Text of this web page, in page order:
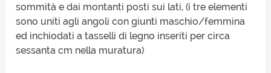
sommità e dai montanti posti sui lati, (i tre elementi
sono uniti agli angoli con giunti maschio/femmina
ed inchiodati a tasselli di legno inseriti per circa
sessanta cm nella muratura)